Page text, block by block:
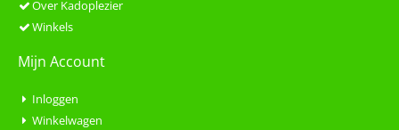
Over Kadoplezier
Winkels
Mijn Account
Inloggen
Winkelwagen